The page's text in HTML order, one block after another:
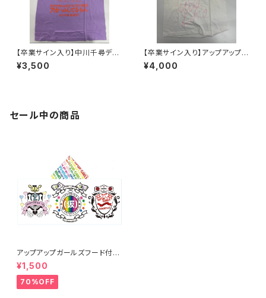
【卒業サイン入り】中川千尋デザ
イン・2020年春ツアー静岡公演
Tシャツ
¥3,500
【卒業サイン入り】アップアップガ
ールズ（２）落書きフォトTシャ
ツ 中川千尋ver.
¥4,000
セール中の商品
アップアップガールズフード付き
タオル
¥1,500
70%OFF